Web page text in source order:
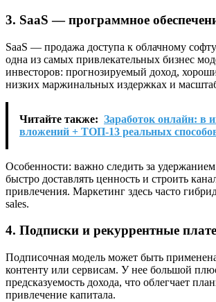
3. SaaS — программное
SaaS — продажа доступа к облачному
одна из самых привлекательных бизнес
инвесторов: прогнозируемый доход,
низких маржинальных издержках и
Читайте также: Заработок онлайн: в
вложений + ТОП-13 реальных
Особенности: важно следить за
быстро доставлять ценность и строить
привлечения. Маркетинг здесь часто
sales.
4. Подписки и рекуррентные
Подписочная модель может быть
контенту или сервисам. У нее большой
предсказуемость дохода, что облегчает
привлечение капитала.